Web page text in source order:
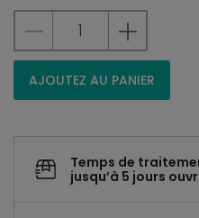
AJOUTEZ AU PANIER
Temps de
jusqu’à 5 jours